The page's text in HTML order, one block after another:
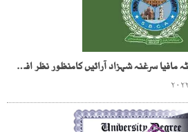
سندھ بلڈنگ کنٹرول اتھارٹی ، پٹہ مافیا سرغنہ شہزاد آرائیں کامنظور نظر افسر 4 عہدوں پر براجمان